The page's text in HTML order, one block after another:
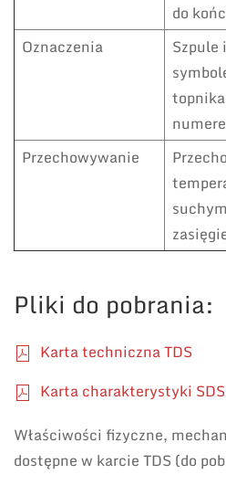
do
Oznaczenia
Szpule
Przechowywanie
Pliki do pobrania:
Karta techniczna TDS
Karta charakterystyki SDS
Właściwości fizyczne,
dostępne w karcie TDS (do